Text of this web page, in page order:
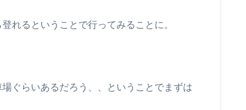
れるということで行ってみることに。
ぐらいあるだろう、、ということでまずは